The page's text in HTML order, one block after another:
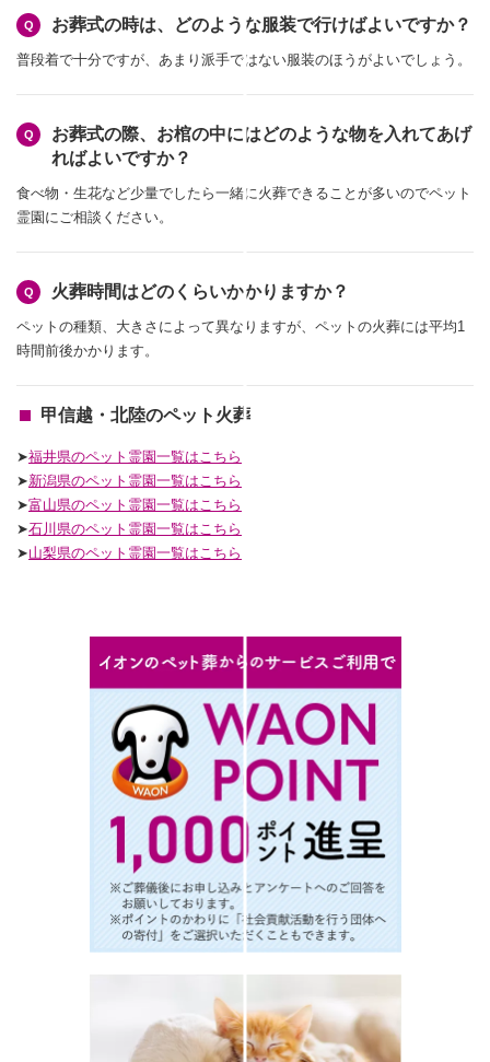
お葬式の時は、どのような服装で行けばよいですか？
普段着で十分ですが、あまり派手ではない服装のほうがよいでしょう。
お葬式の際、お棺の中にはどのような物を入れてあげ
ればよいですか？
食べ物・生花など少量でしたら一緒に火葬できることが多いのでペット
霊園にご相談ください。
火葬時間はどのくらいかかりますか？
ペットの種類、大きさによって異なりますが、ペットの火葬には平均1
時間前後かかります。
甲信越・北陸のペット火葬
➤福井県のペット霊園一覧はこちら
➤新潟県のペット霊園一覧はこちら
➤富山県のペット霊園一覧はこちら
➤石川県のペット霊園一覧はこちら
➤山梨県のペット霊園一覧はこちら